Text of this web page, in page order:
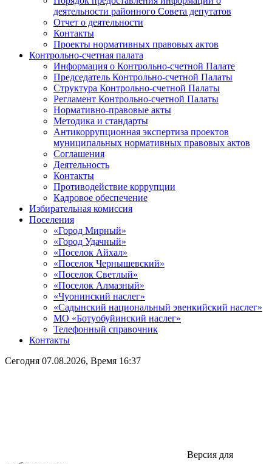
деятельности районного Совета депутатов
Отчет о деятельности
Контакты
Проекты нормативных правовых актов
Контрольно-счетная палата
Информация о Контрольно-счетной Палате
Председатель Контрольно-счетной Палаты
Структура Контрольно-счетной Палаты
Регламент Контрольно-счетной Палаты
Нормативно-правовые акты
Методика и стандарты
Антикоррупционная экспертиза проектов
муниципальных нормативных правовых актов
Соглашения
Деятельность
Контакты
Противодействие коррупции
Кадровое обеспечение
Избирательная комиссия
Поселения
«Город Мирный»
«Город Удачный»
«Поселок Айхал»
«Поселок Чернышевский»
«Поселок Светлый»
«Поселок Алмазный»
«Чуонинский наслег»
«Садынский национальный эвенкийский наслег»
МО «Ботуобуйинский наслег»
Телефонный справочник
Контакты
Сегодня 07.08.2026, Время 16:37
Версия для